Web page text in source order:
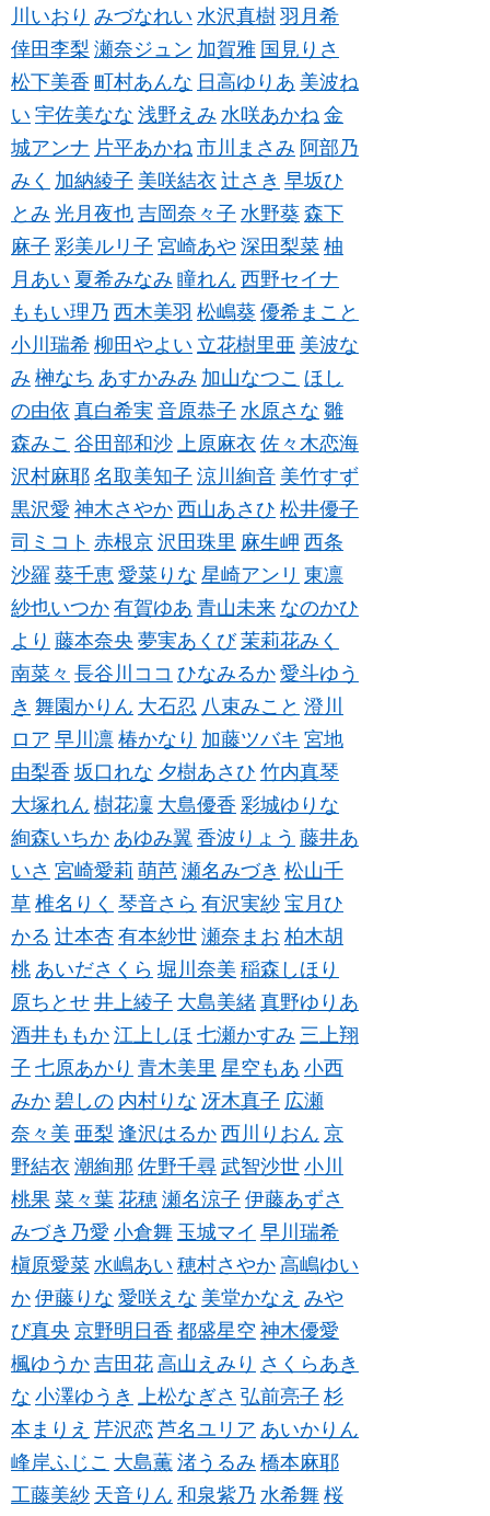
川いおり みづなれい 水沢真樹 羽月希
倖田李梨 瀬奈ジュン 加賀雅 国見りさ
松下美香 町村あんな 日高ゆりあ 美波ね
い 宇佐美なな 浅野えみ 水咲あかね 金
城アンナ 片平あかね 市川まさみ 阿部乃
みく 加納綾子 美咲結衣 辻さき 早坂ひ
とみ 光月夜也 吉岡奈々子 水野葵 森下
麻子 彩美ルリ子 宮崎あや 深田梨菜 柚
月あい 夏希みなみ 瞳れん 西野セイナ
ももい理乃 西木美羽 松嶋葵 優希まこと
小川瑞希 柳田やよい 立花樹里亜 美波な
み 榊なち あすかみみ 加山なつこ ほし
の由依 真白希実 音原恭子 水原さな 雛
森みこ 谷田部和沙 上原麻衣 佐々木恋海
沢村麻耶 名取美知子 涼川絢音 美竹すず
黒沢愛 神木さやか 西山あさひ 松井優子
司ミコト 赤根京 沢田珠里 麻生岬 西条
沙羅 葵千恵 愛菜りな 星崎アンリ 東凛
紗也いつか 有賀ゆあ 青山未来 なのかひ
より 藤本奈央 夢実あくび 茉莉花みく
南菜々 長谷川ココ ひなみるか 愛斗ゆう
き 舞園かりん 大石忍 八束みこと 澄川
ロア 早川凛 椿かなり 加藤ツバキ 宮地
由梨香 坂口れな 夕樹あさひ 竹内真琴
大塚れん 樹花凜 大島優香 彩城ゆりな
絢森いちか あゆみ翼 香波りょう 藤井あ
いさ 宮崎愛莉 萌芭 瀬名みづき 松山千
草 椎名りく 琴音さら 有沢実紗 宝月ひ
かる 辻本杏 有本紗世 瀬奈まお 柏木胡
桃 あいださくら 堀川奈美 稲森しほり
原ちとせ 井上綾子 大島美緒 真野ゆりあ
酒井ももか 江上しほ 七瀬かすみ 三上翔
子 七原あかり 青木美里 星空もあ 小西
みか 碧しの 内村りな 冴木真子 広瀬
奈々美 亜梨 逢沢はるか 西川りおん 京
野結衣 潮絢那 佐野千尋 武智沙世 小川
桃果 菜々葉 花穂 瀬名涼子 伊藤あずさ
みづき乃愛 小倉舞 玉城マイ 早川瑞希
槇原愛菜 水嶋あい 穂村さやか 高嶋ゆい
か 伊藤りな 愛咲えな 美堂かなえ みや
び真央 京野明日香 都盛星空 神木優愛
楓ゆうか 吉田花 高山えみり さくらあき
な 小澤ゆうき 上松なぎさ 弘前亮子 杉
本まりえ 芹沢恋 芦名ユリア あいかりん
峰岸ふじこ 大島薫 渚うるみ 橋本麻耶
工藤美紗 天音りん 和泉紫乃 水希舞 桜